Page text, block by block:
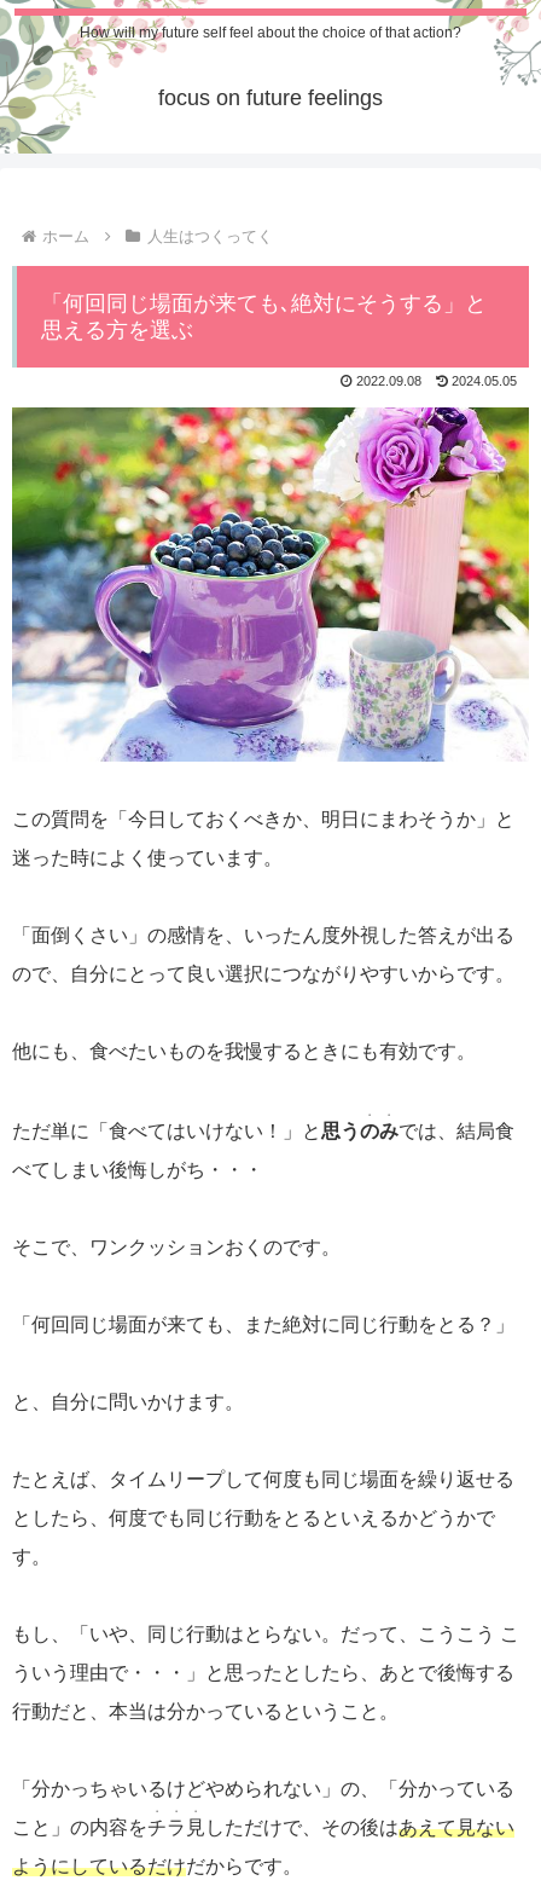
How will my future self feel about the choice of that action?
focus on future feelings
ホーム 人生はつくってく
「何回同じ場面が来ても､絶対にそうする」と
思える方を選ぶ
2022.09.08 2024.05.05
この質問を「今日しておくべきか、明日にまわそうか」と
迷った時によく使っています。
「面倒くさい」の感情を、いったん度外視した答えが出る
ので、自分にとって良い選択につながりやすいからです。
他にも、食べたいものを我慢するときにも有効です。
ただ単に「食べてはいけない！」と思うのみ
・・
では、結局食
べてしまい後悔しがち・・・
そこで、ワンクッションおくのです。
「何回同じ場面が来ても、また絶対に同じ行動をとる？」
と、自分に問いかけます。
たとえば、タイムリープして何度も同じ場面を繰り返せる
としたら、何度でも同じ行動をとるといえるかどうかで
す。
もし、「いや、同じ行動はとらない。だって、こうこう こ
ういう理由で・・・」と思ったとしたら、あとで後悔する
行動だと、本当は分かっているということ。
「分かっちゃいるけどやめられない」の、「分かっている
こと」の内容をチラ見
・・・
しただけで、その後はあえて見ない
ようにしているだけだからです。